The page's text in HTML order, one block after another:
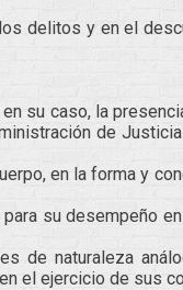
delitos y en el
su caso, la
de
en la forma y
su desempeño
de naturaleza
el ejercicio de sus